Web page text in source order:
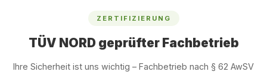
ZERTIFIZIERUNG
TÜV NORD geprüfter Fachbetrieb
Ihre Sicherheit ist uns wichtig – Fachbetrieb nach § 62 AwSV